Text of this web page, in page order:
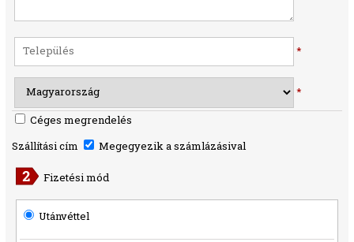
*
*
Céges megrendelés
Szállítási cím
Megegyezik a számlázásival
Fizetési mód
Utánvéttel